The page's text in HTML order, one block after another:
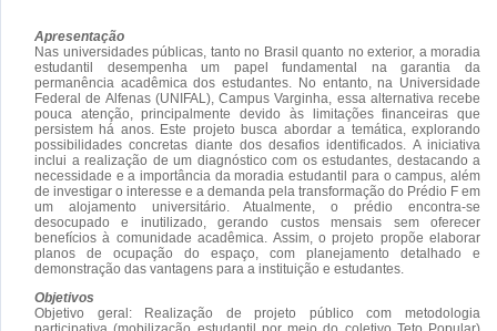
Apresentação
Nas universidades públicas, tanto no Brasil quanto no exterior, a moradia
estudantil desempenha um papel fundamental na garantia da
permanência acadêmica dos estudantes. No entanto, na Universidade
Federal de Alfenas (UNIFAL), Campus Varginha, essa alternativa recebe
pouca atenção, principalmente devido às limitações financeiras que
persistem há anos. Este projeto busca abordar a temática, explorando
possibilidades concretas diante dos desafios identificados. A iniciativa
inclui a realização de um diagnóstico com os estudantes, destacando a
necessidade e a importância da moradia estudantil para o campus, além
de investigar o interesse e a demanda pela transformação do Prédio F em
um alojamento universitário. Atualmente, o prédio encontra-se
desocupado e inutilizado, gerando custos mensais sem oferecer
benefícios à comunidade acadêmica. Assim, o projeto propõe elaborar
planos de ocupação do espaço, com planejamento detalhado e
demonstração das vantagens para a instituição e estudantes.
Objetivos
Objetivo geral: Realização de projeto público com metodologia